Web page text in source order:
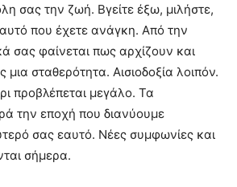
σας την ζωή. Βγείτε έξω, μιλήστε,
που έχετε ανάγκη. Από την
σας φαίνεται πως αρχίζουν και
μια σταθερότητα. Αισιοδοξία λοιπόν.
προβλέπεται μεγάλο. Τα
την εποχή που διανύουμε
σας εαυτό. Νέες συμφωνίες και
σήμερα.